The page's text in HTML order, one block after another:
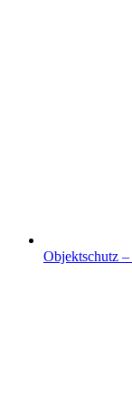
Objektschutz